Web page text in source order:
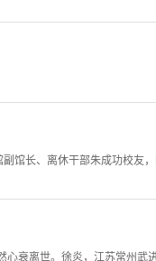
馆长、离休干部朱成功校友
衰离世。徐炎，江苏常州